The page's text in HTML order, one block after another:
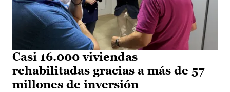
Casi 16.000 viviendas
rehabilitadas gracias a más de 57
millones de inversión